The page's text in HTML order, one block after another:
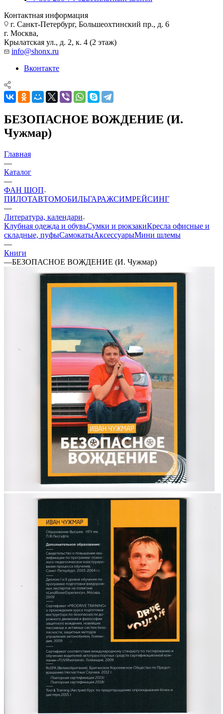
Контактная информация
г. Санкт-Петербург, Большеохтинский пр., д. 6
г. Москва,
Крылатская ул., д. 2, к. 4 (2 этаж)
info@shonx.ru
Вконтакте
БЕЗОПАСНОЕ ВОЖДЕНИЕ (И.
Чужмар)
Главная
—
Каталог
—
ФАН ШОП
ПИЛОТАВТОМОБИЛЬГАРАЖСИМРЕЙСИНГ
—
Литература, календари
Клубная одежда и обувьСумки и рюкзакиКресла офисные и
складные, пуфыСамокатыАксессуарыМини шлемы
—
Книги
—БЕЗОПАСНОЕ ВОЖДЕНИЕ (И. Чужмар)